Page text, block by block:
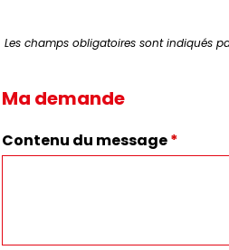
Les champs obligatoires sont indiqués
Ma demande
Contenu du message*